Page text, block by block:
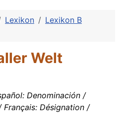
Lexikon
Lexikon B
Welt
Denominación /
Désignation /